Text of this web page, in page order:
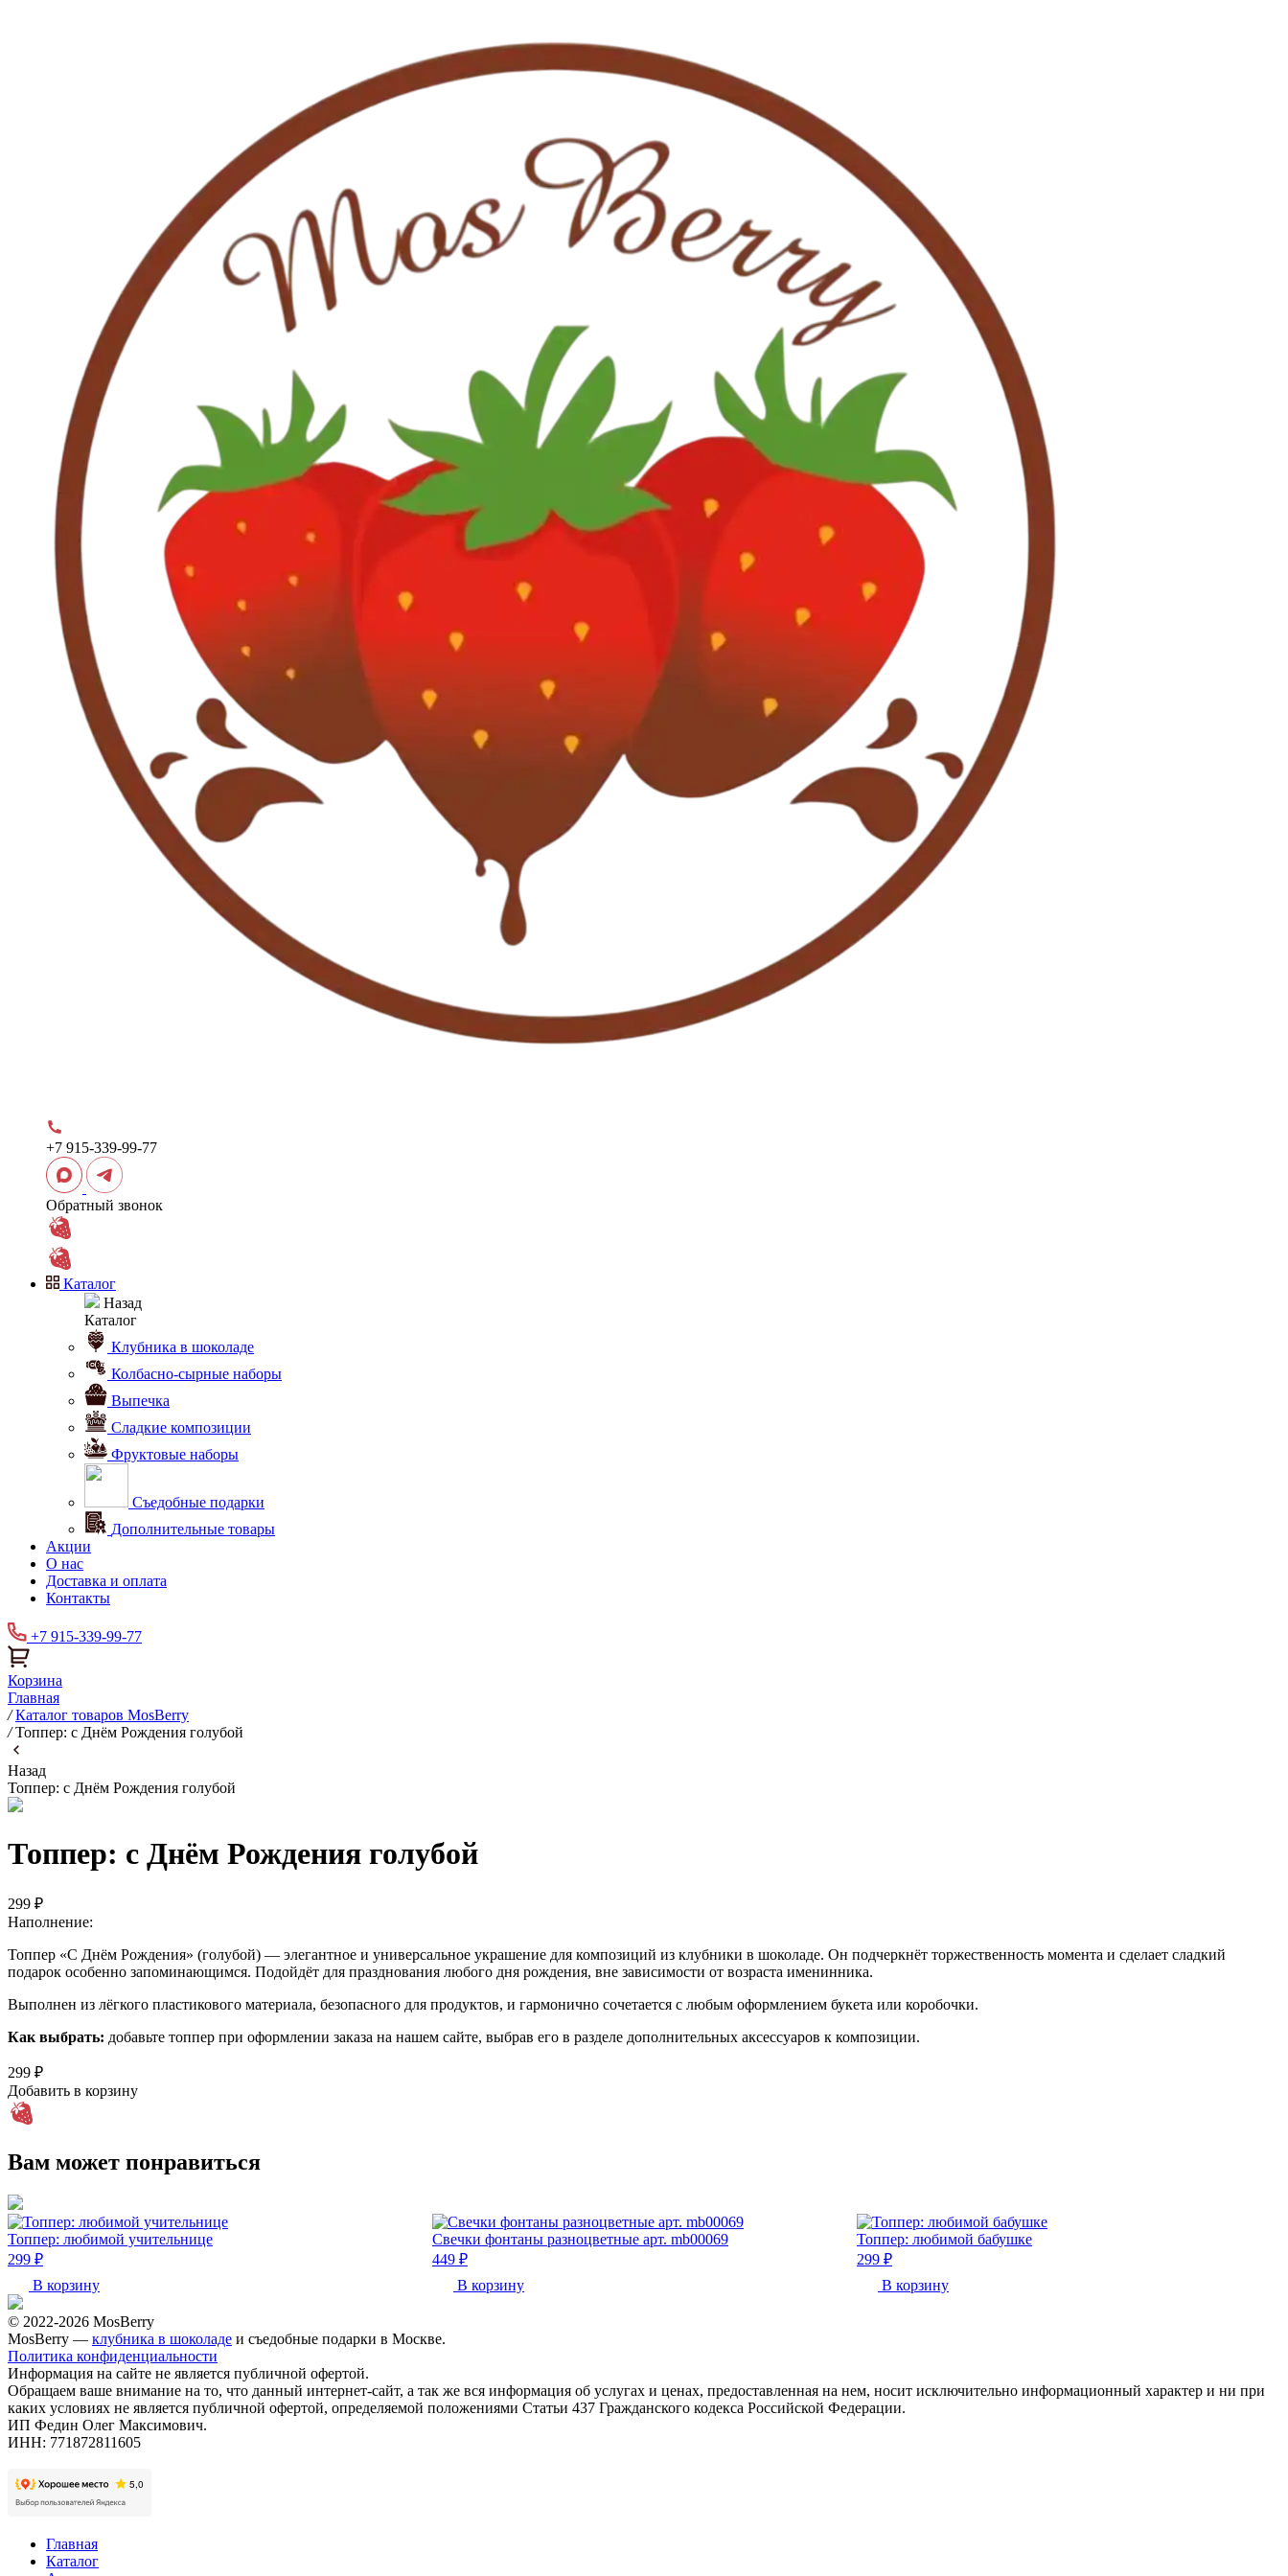
+7 915-339-99-77
Обратный звонок
Каталог
Назад
Каталог
Клубника в шоколаде
Колбасно-сырные наборы
Выпечка
Сладкие композиции
Фруктовые наборы
Съедобные подарки
Дополнительные товары
Акции
О нас
Доставка и оплата
Контакты
+7 915-339-99-77
Корзина
Главная
/ Каталог товаров MosBerry
/ Топпер: с Днём Рождения голубой
Назад
Топпер: с Днём Рождения голубой
Топпер: с Днём Рождения голубой
299 ₽
Наполнение:
Топпер «С Днём Рождения» (голубой) — элегантное и универсальное украшение для композиций из клубники в шоколаде. Он подчеркнёт торжественность момента и сделает сладкий
подарок особенно запоминающимся. Подойдёт для празднования любого дня рождения, вне зависимости от возраста именинника.
Выполнен из лёгкого пластикового материала, безопасного для продуктов, и гармонично сочетается с любым оформлением букета или коробочки.
Как выбрать: добавьте топпер при оформлении заказа на нашем сайте, выбрав его в разделе дополнительных аксессуаров к композиции.
299 ₽
Добавить в корзину
Вам может понравиться
Топпер: любимой учительнице
299 ₽
В корзину
Свечки фонтаны разноцветные арт. mb00069
449 ₽
В корзину
Топпер: любимой бабушке
299 ₽
В корзину
© 2022-2026 MosBerry
MosBerry — клубника в шоколаде и съедобные подарки в Москве.
Политика конфиденциальности
Информация на сайте не является публичной офертой.
Обращаем ваше внимание на то, что данный интернет-сайт, а так же вся информация об услугах и ценах, предоставленная на нем, носит исключительно информационный характер и ни при
каких условиях не является публичной офертой, определяемой положениями Статьи 437 Гражданского кодекса Российской Федерации.
ИП Федин Олег Максимович.
ИНН: 771872811605
Главная
Каталог